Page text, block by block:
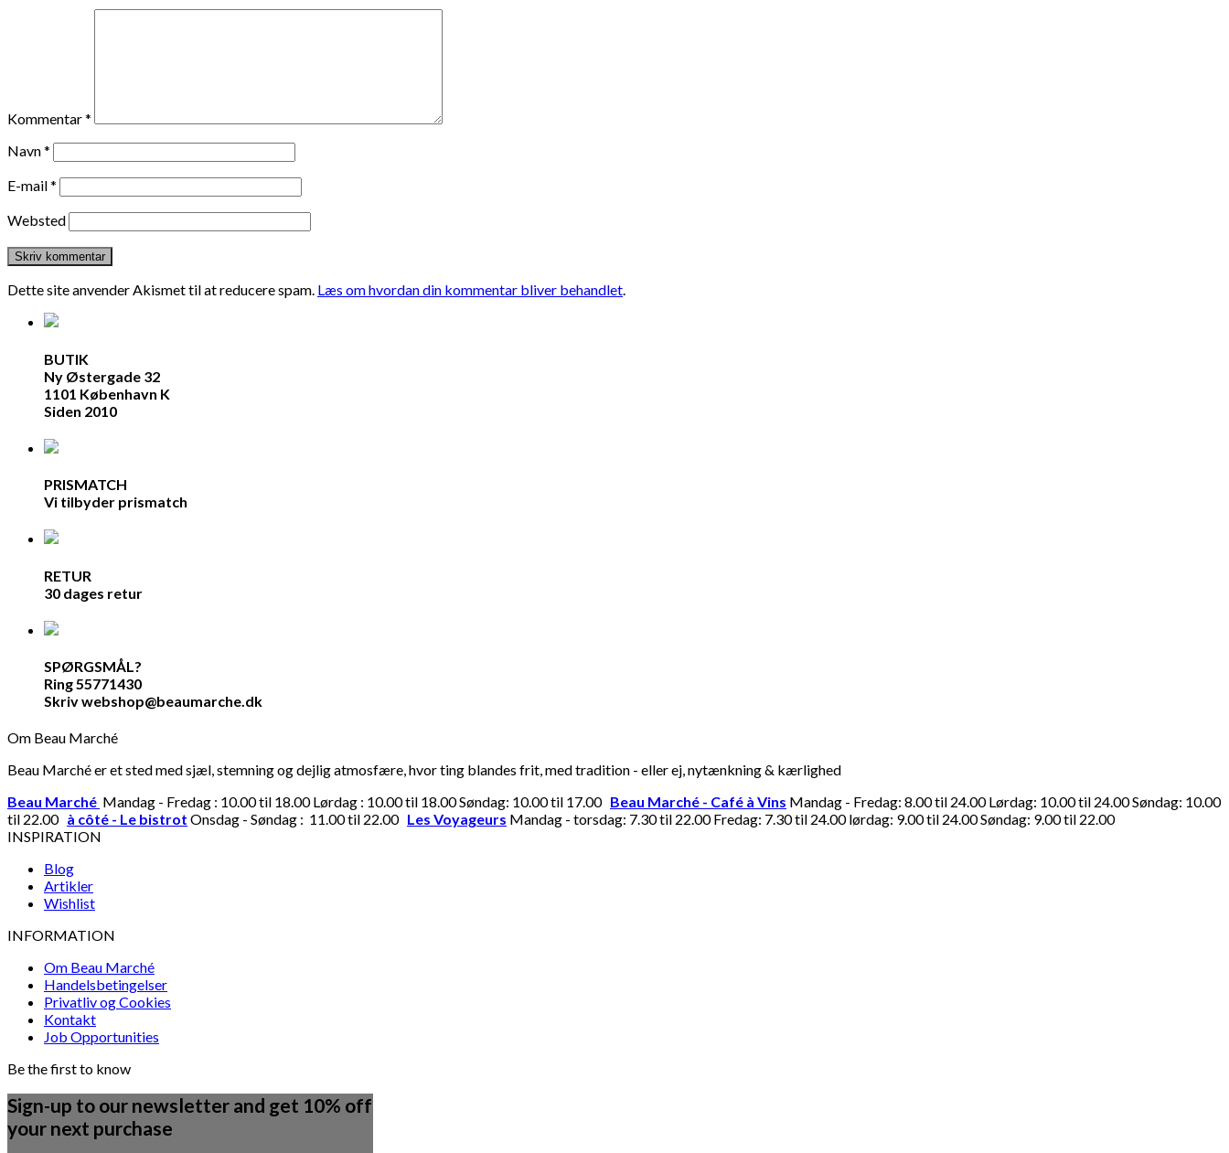
Kommentar*
Navn*
E-mail*
Websted
Dette site anvender Akismet til at reducere spam. Læs om hvordan din kommentar bliver behandlet.
BUTIK
Ny Østergade 32
1101 København K
Siden 2010
PRISMATCH
Vi tilbyder prismatch
RETUR
30 dages retur
SPØRGSMÅL?
Ring 55771430
Skriv webshop@beaumarche.dk
Om Beau Marché
Beau Marché er et sted med sjæl, stemning og dejlig atmosfære, hvor ting blandes frit, med tradition - eller ej, nytænkning & kærlighed
Beau Marché Mandag - Fredag : 10.00 til 18.00 Lørdag : 10.00 til 18.00 Søndag: 10.00 til 17.00 Beau Marché - Café à Vins Mandag - Fredag: 8.00 til 24.00 Lørdag: 10.00 til 24.00 Søndag: 10.00
til 22.00 à côté - Le bistrot Onsdag - Søndag : 11.00 til 22.00 Les Voyageurs Mandag - torsdag: 7.30 til 22.00 Fredag: 7.30 til 24.00 lørdag: 9.00 til 24.00 Søndag: 9.00 til 22.00
INSPIRATION
Blog
Artikler
Wishlist
INFORMATION
Om Beau Marché
Handelsbetingelser
Privatliv og Cookies
Kontakt
Job Opportunities
Be the first to know
Sign-up to our newsletter and get 10% off
your next purchase